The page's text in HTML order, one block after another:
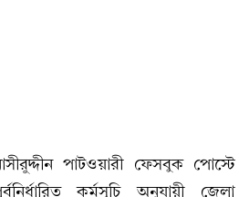
পাটওয়ারী ফেসবুক পোস্টে
কর্মসূচি অনুযায়ী জেলা